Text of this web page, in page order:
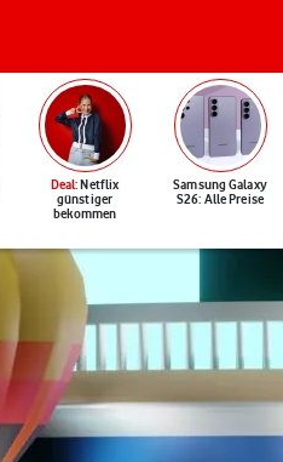
Deal: Netflix
günstiger
bekommen
Samsung Galaxy
S26: Alle Preise